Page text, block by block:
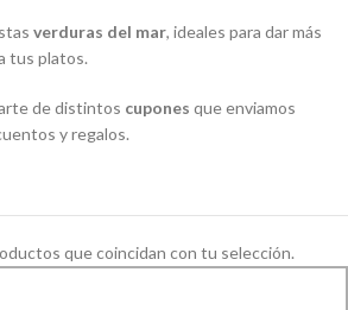
verduras del mar, ideales para dar más
tus platos.
de distintos cupones que enviamos
y regalos.
que coincidan con tu selección.